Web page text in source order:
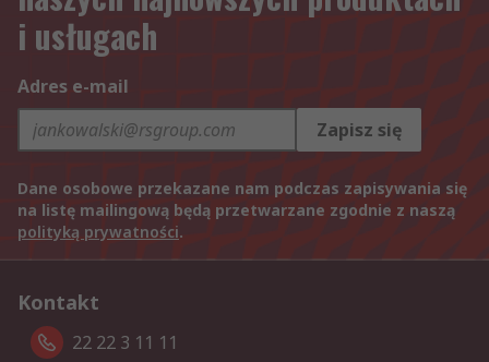
i usługach
Adres e-mail
Zapisz się
Dane osobowe przekazane nam podczas zapisywania się
na listę mailingową będą przetwarzane zgodnie z naszą
polityką prywatności.
Kontakt
22 22 3 11 11